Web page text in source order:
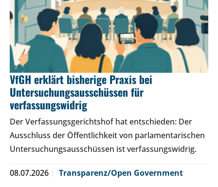
VfGH erklärt bisherige Praxis bei
Untersuchungsausschüssen für
verfassungswidrig
Der Verfassungsgerichtshof hat entschieden: Der
Ausschluss der Öffentlichkeit von parlamentarischen
Untersuchungsausschüssen ist verfassungswidrig.
08.07.2026 Transparenz/Open Government